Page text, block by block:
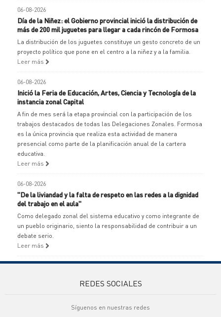
06-08-2026
Día de la Niñez: el Gobierno provincial inició la distribución de
más de 200 mil juguetes para llegar a cada rincón de Formosa
La distribución de los juguetes constituye un gesto concreto de un
proyecto político que pone en el centro a la niñez y a la familia.
Leer más
06-08-2026
Inició la Feria de Educación, Artes, Ciencia y Tecnología de la
instancia zonal Capital
A fin de mes será la etapa provincial con la participación de los
trabajos destacados de todas las Delegaciones Zonales. Formosa
es la única provincia que realiza esta actividad de manera
presencial como parte de la planificación anual de la cartera
educativa.
Leer más
06-08-2026
"De la liviandad y la falta de respeto en las redes a la dignidad
del trabajo en el aula"
Como delegado zonal del sistema educativo y como integrante de
un pueblo originario, siento la responsabilidad de contribuir a un
debate serio.
Leer más
REDES SOCIALES
Síguenos en nuestras redes